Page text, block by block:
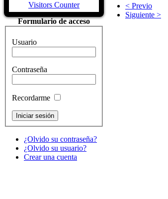
Visitors Counter
Formulario de acceso
Usuario
Contraseña
Recordarme
¿Olvido su contraseña?
¿Olvido su usuario?
Crear una cuenta
< Previo
Siguiente >